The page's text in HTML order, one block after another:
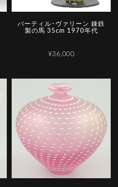
バーティル･ヴァリーン 錬鉄
製の馬 35cm 1970年代
¥36,000